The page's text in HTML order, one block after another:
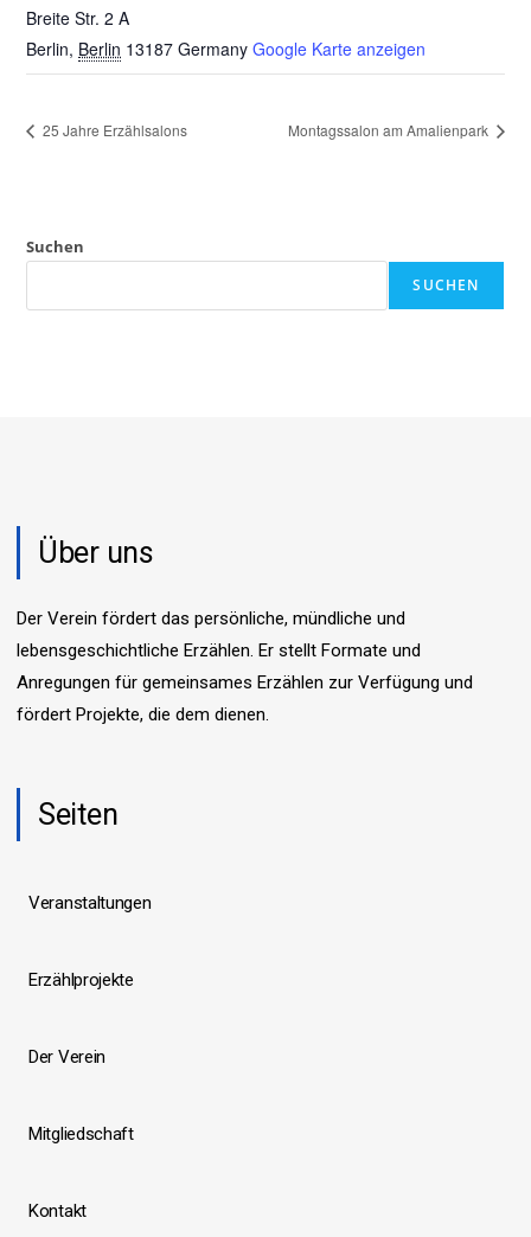
Breite Str. 2 A
Berlin, Berlin 13187 Germany Google Karte anzeigen
25 Jahre Erzählsalons Montagssalon am Amalienpark
Suchen
SUCHEN
Über uns
Der Verein fördert das persönliche, mündliche und
lebensgeschichtliche Erzählen. Er stellt Formate und
Anregungen für gemeinsames Erzählen zur Verfügung und
fördert Projekte, die dem dienen.
Seiten
Veranstaltungen
Erzählprojekte
Der Verein
Mitgliedschaft
Kontakt